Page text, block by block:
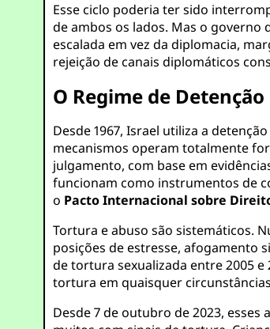
Esse ciclo poderia ter sido
de ambos os lados. Mas o
escalada em vez da diplomacia,
rejeição de canais diplomáticos
O Regime de
Desde 1967, Israel utiliza a
mecanismos operam totalmente
julgamento, com base em
funcionam como instrumentos de
o Pacto Internacional sobre
Tortura e abuso são sistemáticos.
posições de estresse, afogamento
de tortura sexualizada entre 2005 e
tortura em quaisquer
Desde 7 de outubro de 2023,